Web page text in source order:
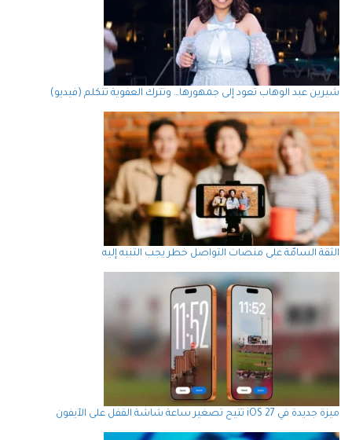
شيرين عبد الوهاب تعود إلى جمهورها… وتترك العفوية تتكلم (فيديو)
الثقة السامّة على منصات التواصل خطر يجب التنبه إليه
ميزة جديدة في iOS 27 تتيح تصغير ساعة شاشة القفل على الآيفون